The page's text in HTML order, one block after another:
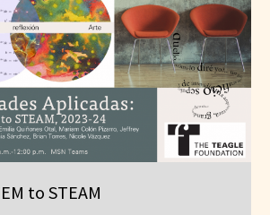
to STEAM